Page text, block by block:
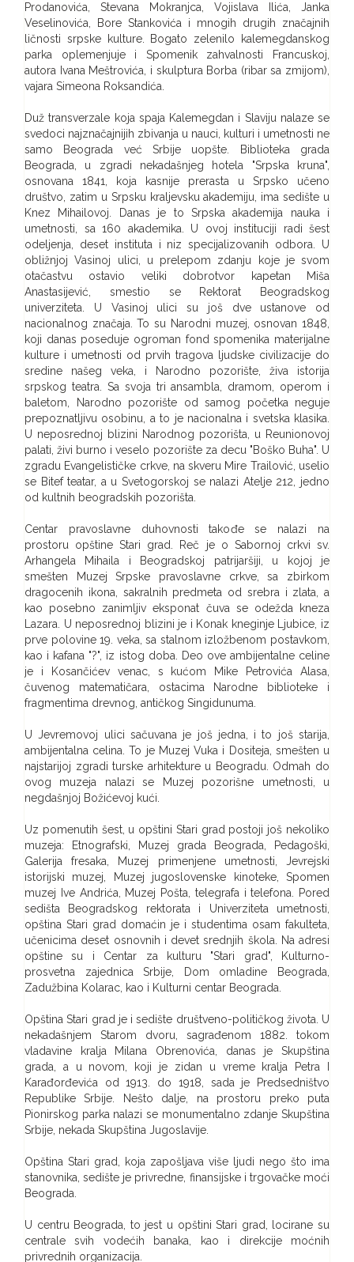
Prodanovića, Stevana Mokranjca, Vojislava Ilića, Janka
Veselinovića, Bore Stankovića i mnogih drugih značajnih
ličnosti srpske kulture. Bogato zelenilo kalemegdanskog
parka oplemenjuje i Spomenik zahvalnosti Francuskoj,
autora Ivana Meštrovića, i skulptura Borba (ribar sa zmijom),
vajara Simeona Roksandića.
Duž transverzale koja spaja Kalemegdan i Slaviju nalaze se
svedoci najznačajnijih zbivanja u nauci, kulturi i umetnosti ne
samo Beograda već Srbije uopšte. Biblioteka grada
Beograda, u zgradi nekadašnjeg hotela "Srpska kruna",
osnovana 1841, koja kasnije prerasta u Srpsko učeno
društvo, zatim u Srpsku kraljevsku akademiju, ima sedište u
Knez Mihailovoj. Danas je to Srpska akademija nauka i
umetnosti, sa 160 akademika. U ovoj instituciji radi šest
odeljenja, deset instituta i niz specijalizovanih odbora. U
obližnjoj Vasinoj ulici, u prelepom zdanju koje je svom
otačastvu ostavio veliki dobrotvor kapetan Miša
Anastasijević, smestio se Rektorat Beogradskog
univerziteta. U Vasinoj ulici su još dve ustanove od
nacionalnog značaja. To su Narodni muzej, osnovan 1848,
koji danas poseduje ogroman fond spomenika materijalne
kulture i umetnosti od prvih tragova ljudske civilizacije do
sredine našeg veka, i Narodno pozorište, živa istorija
srpskog teatra. Sa svoja tri ansambla, dramom, operom i
baletom, Narodno pozorište od samog početka neguje
prepoznatljivu osobinu, a to je nacionalna i svetska klasika.
U neposrednoj blizini Narodnog pozorišta, u Reunionovoj
palati, živi burno i veselo pozorište za decu "Boško Buha". U
zgradu Evangelističke crkve, na skveru Mire Trailović, uselio
se Bitef teatar, a u Svetogorskoj se nalazi Atelje 212, jedno
od kultnih beogradskih pozorišta.
Centar pravoslavne duhovnosti takođe se nalazi na
prostoru opštine Stari grad. Reč je o Sabornoj crkvi sv.
Arhangela Mihaila i Beogradskoj patrijaršiji, u kojoj je
smešten Muzej Srpske pravoslavne crkve, sa zbirkom
dragocenih ikona, sakralnih predmeta od srebra i zlata, a
kao posebno zanimljiv eksponat čuva se odežda kneza
Lazara. U neposrednoj blizini je i Konak kneginje Ljubice, iz
prve polovine 19. veka, sa stalnom izložbenom postavkom,
kao i kafana "?", iz istog doba. Deo ove ambijentalne celine
je i Kosančićev venac, s kućom Mike Petrovića Alasa,
čuvenog matematičara, ostacima Narodne biblioteke i
fragmentima drevnog, antičkog Singidunuma.
U Jevremovoj ulici sačuvana je još jedna, i to još starija,
ambijentalna celina. To je Muzej Vuka i Dositeja, smešten u
najstarijoj zgradi turske arhitekture u Beogradu. Odmah do
ovog muzeja nalazi se Muzej pozorišne umetnosti, u
negdašnjoj Božićevoj kući.
Uz pomenutih šest, u opštini Stari grad postoji još nekoliko
muzeja: Etnografski, Muzej grada Beograda, Pedagoški,
Galerija fresaka, Muzej primenjene umetnosti, Jevrejski
istorijski muzej, Muzej jugoslovenske kinoteke, Spomen
muzej Ive Andrića, Muzej Pošta, telegrafa i telefona. Pored
sedišta Beogradskog rektorata i Univerziteta umetnosti,
opština Stari grad domaćin je i studentima osam fakulteta,
učenicima deset osnovnih i devet srednjih škola. Na adresi
opštine su i Centar za kulturu "Stari grad", Kulturno-
prosvetna zajednica Srbije, Dom omladine Beograda,
Zadužbina Kolarac, kao i Kulturni centar Beograda.
Opština Stari grad je i sedište društveno-političkog života. U
nekadašnjem Starom dvoru, sagrađenom 1882. tokom
vladavine kralja Milana Obrenovića, danas je Skupština
grada, a u novom, koji je zidan u vreme kralja Petra I
Karađorđevića od 1913. do 1918, sada je Predsedništvo
Republike Srbije. Nešto dalje, na prostoru preko puta
Pionirskog parka nalazi se monumentalno zdanje Skupština
Srbije, nekada Skupština Jugoslavije.
Opština Stari grad, koja zapošljava više ljudi nego što ima
stanovnika, sedište je privredne, finansijske i trgovačke moći
Beograda.
U centru Beograda, to jest u opštini Stari grad, locirane su
centrale svih vodećih banaka, kao i direkcije moćnih
privrednih organizacija.